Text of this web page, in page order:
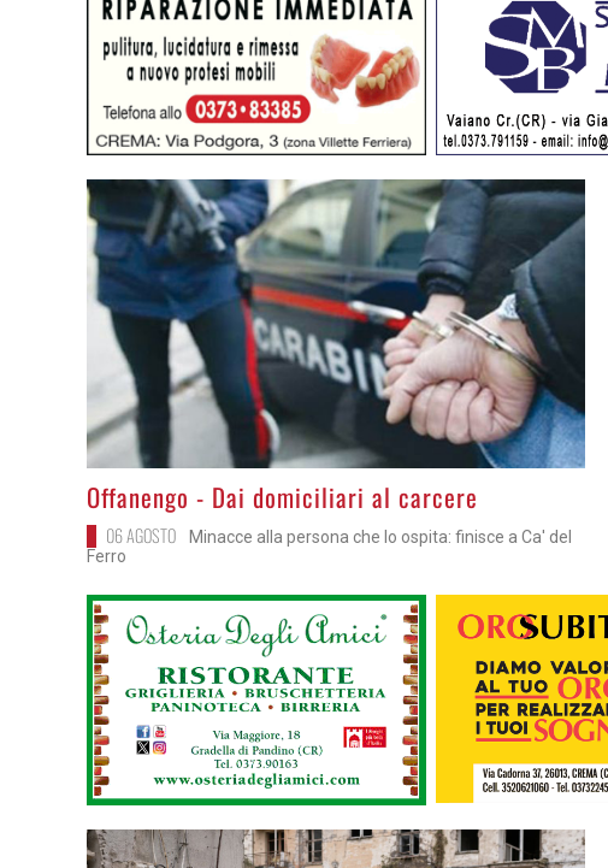
>
Offanengo - Dai domiciliari al carcere
06 AGOSTO
Minacce alla persona che lo ospita: finisce a Ca' del
Ferro